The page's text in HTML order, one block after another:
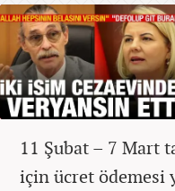
11 Şubat – 7 Mart
için ücret ödemesi